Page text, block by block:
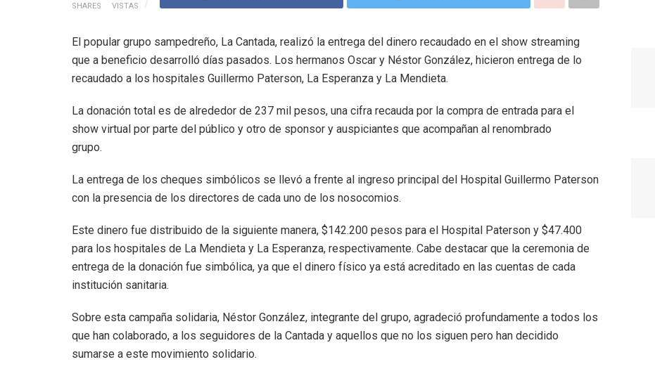
SHARES VISTAS
El popular grupo sampedreño, La Cantada, realizó la entrega del dinero recaudado en el show streaming
que a beneficio desarrolló días pasados. Los hermanos Oscar y Néstor González, hicieron entrega de lo
recaudado a los hospitales Guillermo Paterson, La Esperanza y La Mendieta.
La donación total es de alrededor de 237 mil pesos, una cifra recauda por la compra de entrada para el
show virtual por parte del público y otro de sponsor y auspiciantes que acompañan al renombrado
grupo.
La entrega de los cheques simbólicos se llevó a frente al ingreso principal del Hospital Guillermo Paterson
con la presencia de los directores de cada uno de los nosocomios.
Este dinero fue distribuido de la siguiente manera, $142.200 pesos para el Hospital Paterson y $47.400
para los hospitales de La Mendieta y La Esperanza, respectivamente. Cabe destacar que la ceremonia de
entrega de la donación fue simbólica, ya que el dinero físico ya está acreditado en las cuentas de cada
institución sanitaria.
Sobre esta campaña solidaria, Néstor González, integrante del grupo, agradeció profundamente a todos los
que han colaborado, a los seguidores de la Cantada y aquellos que no los siguen pero han decidido
sumarse a este movimiento solidario.